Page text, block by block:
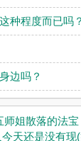
种程度而已吗？
边吗？
师姐散落的法宝
天还是没有现